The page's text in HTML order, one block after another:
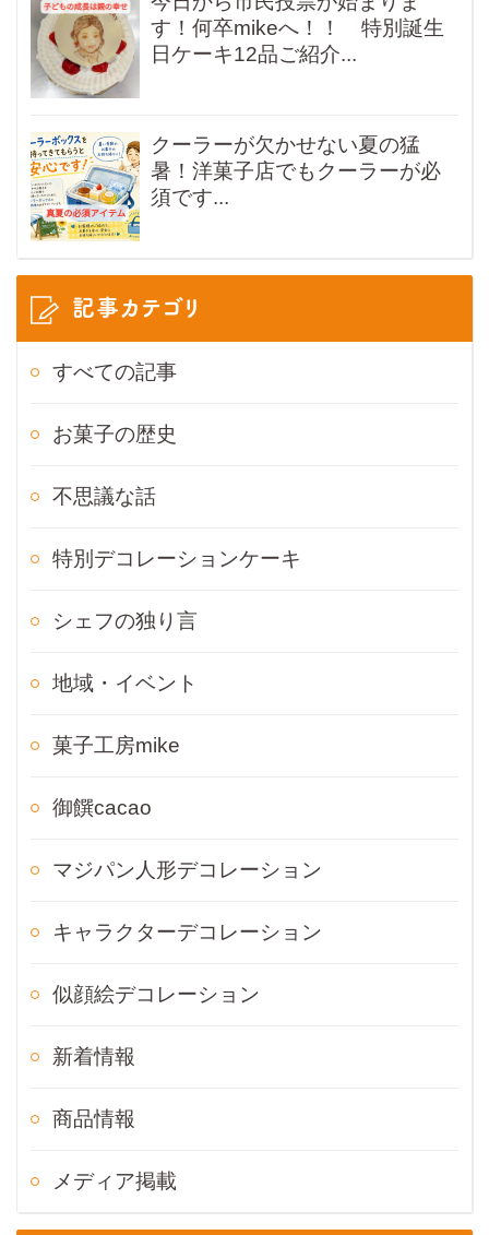
す！何卒mikeへ！！ 特別誕生
日ケーキ12品ご紹介...
クーラーが欠かせない夏の猛
暑！洋菓子店でもクーラーが必
須です...
記事カテゴリ
すべての記事
お菓子の歴史
不思議な話
特別デコレーションケーキ
シェフの独り言
地域・イベント
菓子工房mike
御饌cacao
マジパン人形デコレーション
キャラクターデコレーション
似顔絵デコレーション
新着情報
商品情報
メディア掲載